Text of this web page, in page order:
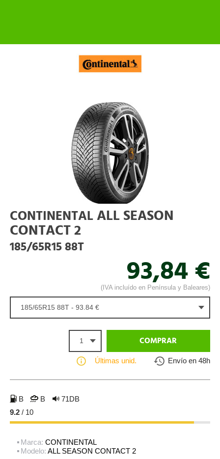
CONTINENTAL ALL SEASON
CONTACT 2
185/65R15 88T
93,84 €
(IVA incluído en Península y Baleares)
185/65R15 88T - 93.84 €
1 COMPRAR
Últimas unid. Envío en 48h
B B
71DB
9.2 / 10
Marca: CONTINENTAL
Modelo: ALL SEASON CONTACT 2